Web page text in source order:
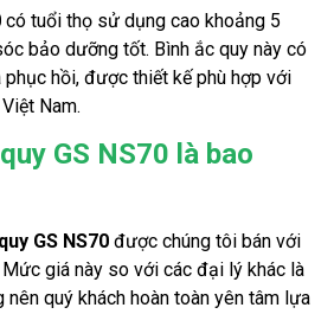
có tuổi thọ sử dụng cao khoảng 5
bảo dưỡng tốt. Bình ắc quy này có
hồi, được thiết kế phù hợp với
Nam.
GS NS70 là bao
GS NS70 được chúng tôi bán với
giá này so với các đại lý khác là
quý khách hoàn toàn yên tâm lựa